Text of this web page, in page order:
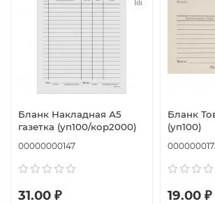
Бланк Накладная А5
газетка (уп100/кор2000)
00000000147
31.00 ₽
Бланк
(уп100)
19.00 ₽